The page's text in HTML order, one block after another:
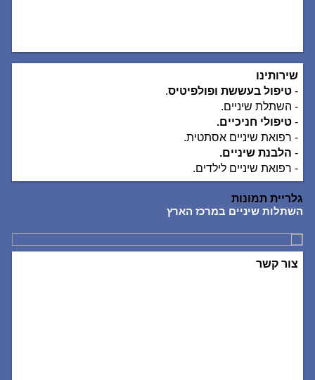
שירותינו
- טיפול בעששת ופולפיטיס.
- השתלת שיניים.
- טיפולי חניכיים.
- רפואת שיניים אסתטית.
- הלבנת שיניים.
- רפואת שיניים לילדים.
גלריית תמונות
השתלות שיניים במרכז הארץ
צור קשר